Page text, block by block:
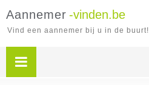
Aannemer -vinden.be
Vind een aannemer bij u in de buurt!